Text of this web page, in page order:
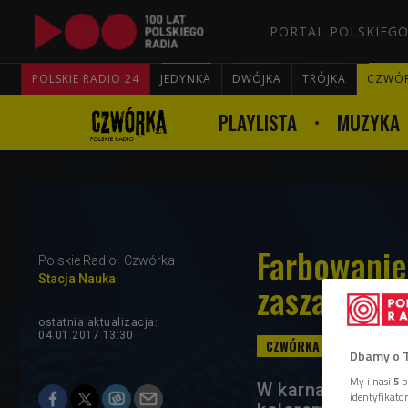
PORTAL
POLSKIE RADIO 24 JEDYNKA DWÓJKA TRÓJKA
PLAYLISTA MUZYKA
Polskie Radio
Czwórka
Stacja Nauka
zaszaleć z
ostatnia aktualizacja:
04.01.2017 13:30
W karnawale
Dbamy o
My i nasi 5